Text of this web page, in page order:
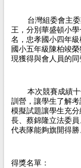
台灣組委會主
王，分別華盛頓小
名，忠孝國小四年
國小五年級陳柏竣
現獲得與會人員的同
本次競賽成績
訓營，讓學生了解
模擬試題讓學生充
長、蔡錦隆立法委
代表隊能夠旗開得勝
得獎名單：